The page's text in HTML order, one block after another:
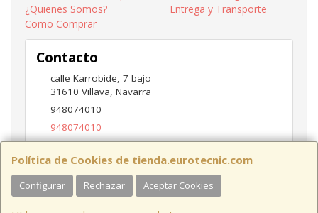
Política de Cookies de tienda.eurotecnic.com
Configurar Rechazar Aceptar Cookies
¿Quienes Somos?
Entrega y Transporte
Como Comprar
Contacto
calle Karrobide, 7 bajo
31610 Villava, Navarra
948074010
948074010
ventas@eurotecnic.com
Horario